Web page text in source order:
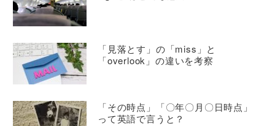
「見落とす」の「miss」と
「overlook」の違いを考察
「その時点」「〇年〇月〇日時点」
って英語で言うと？